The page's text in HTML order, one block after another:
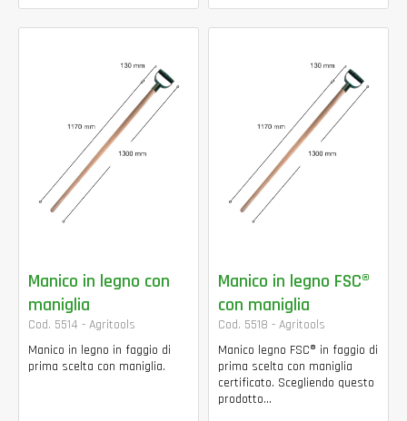
Manico in legno con
maniglia
Cod. 5514 - Agritools
Manico in legno in faggio di
prima scelta con maniglia.
Manico in legno FSC®
con maniglia
Cod. 5518 - Agritools
Manico legno FSC® in faggio di
prima scelta con maniglia
certificato. Scegliendo questo
prodotto...